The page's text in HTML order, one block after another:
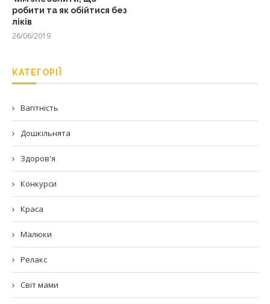
робити та як обійтися без
ліків
26/06/2019
КАТЕГОРІЇ
Вагітність
Дошкільнята
Здоров'я
Конкурси
Краса
Малюки
Релакс
Світ мами